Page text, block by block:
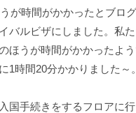
が時間がかかったとブロ
バルビザにしました。私
ほうが時間がかかったよ
1時間20分かかりました～。
国手続きをするフロアに